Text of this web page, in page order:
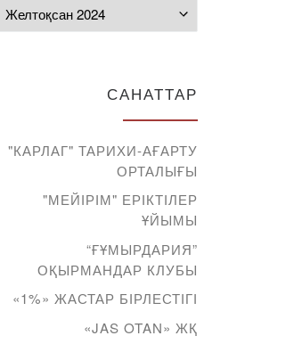
САНАТТАР
"КАРЛАГ" ТАРИХИ-АҒАРТУ
ОРТАЛЫҒЫ
"МЕЙІРІМ" ЕРІКТІЛЕР
ҰЙЫМЫ
“ҒҰМЫРДАРИЯ”
ОҚЫРМАНДАР КЛУБЫ
«1%» ЖАСТАР БІРЛЕСТІГІ
«JAS OTAN» ЖҚ